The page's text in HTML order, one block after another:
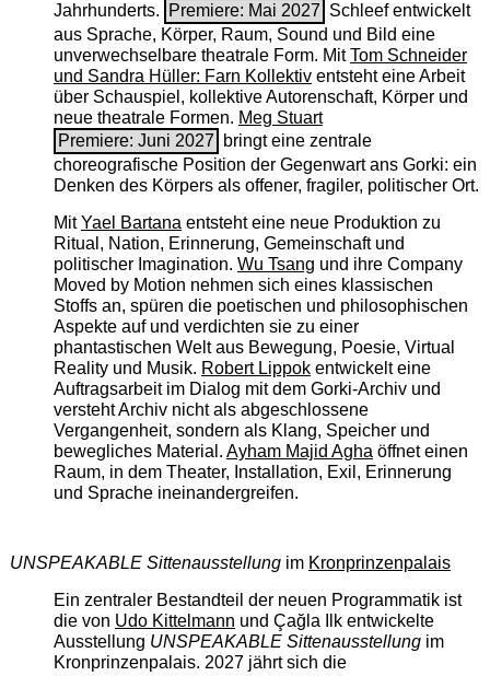
Jahrhunderts.
Premiere: Mai 2027 Schleef entwickelt
aus Sprache, Körper, Raum, Sound und Bild eine
unverwechselbare theatrale Form. MitTom Schneider
und Sandra Hüller: Farn Kollektiventsteht eine Arbeit
über Schauspiel, kollektive Autorenschaft, Körper und
neue theatrale Formen. Meg Stuart
Premiere: Juni 2027
bringt eine zentrale
choreografische Position der Gegenwart ans Gorki: ein
Denken des Körpers als offener, fragiler, politischer Ort.
MitYael Bartanaentsteht eine neue Produktion zu
Ritual, Nation, Erinnerung, Gemeinschaft und
politischer Imagination. Wu Tsang und ihre Company
Moved by Motion nehmen sich eines klassischen
Stoffs an, spüren die poetischen und philosophischen
Aspekte auf und verdichten sie zu einer
phantastischen Welt aus Bewegung, Poesie, Virtual
Reality und Musik. Robert Lippokentwickelt eine
Auftragsarbeit im Dialog mit dem Gorki-Archiv und
versteht Archiv nicht als abgeschlossene
Vergangenheit, sondern als Klang, Speicher und
bewegliches Material. Ayham Majid Aghaöffnet einen
Raum, in dem Theater, Installation, Exil, Erinnerung
und Sprache ineinandergreifen.
UNSPEAKABLE Sittenausstellungim Kronprinzenpalais
Ein zentraler Bestandteil der neuen Programmatik ist
die von Udo Kittelmann und Çağla Ilk entwickelte
Ausstellung UNSPEAKABLE Sittenausstellungim
Kronprinzenpalais. 2027 jährt sich die